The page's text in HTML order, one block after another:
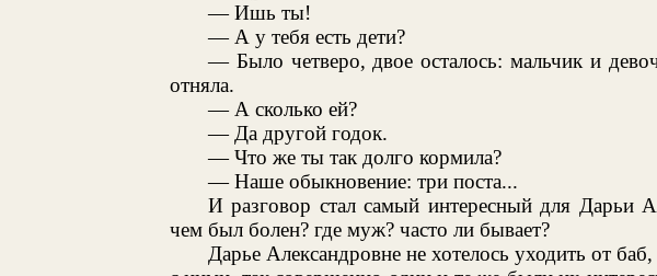
— Ишь ты!
— А у тебя есть дети?
— Было четверо, двое осталось: мальчик и
отняла.
— А сколько ей?
— Да другой годок.
— Что же ты так долго кормила?
— Наше обыкновение: три поста...
И разговор стал самый интересный для Дарьи
чем был болен? где муж? часто ли бывает?
Дарье Александровне не хотелось уходить от